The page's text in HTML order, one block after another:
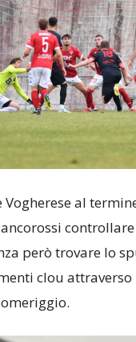
Vogherese al
però trovare lo
clou